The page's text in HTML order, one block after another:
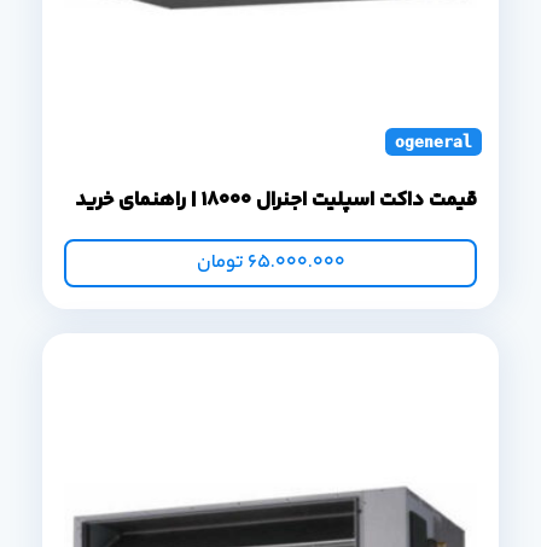
ogeneral duct
قیمت داکت اسپلیت اجنرال 18000 | راهنمای خرید
65.000.000 تومان